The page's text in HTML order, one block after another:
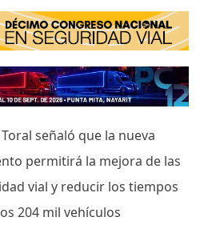
señaló que la nueva
permitirá la mejora de las
vial y reducir los tiempos
204 mil vehículos